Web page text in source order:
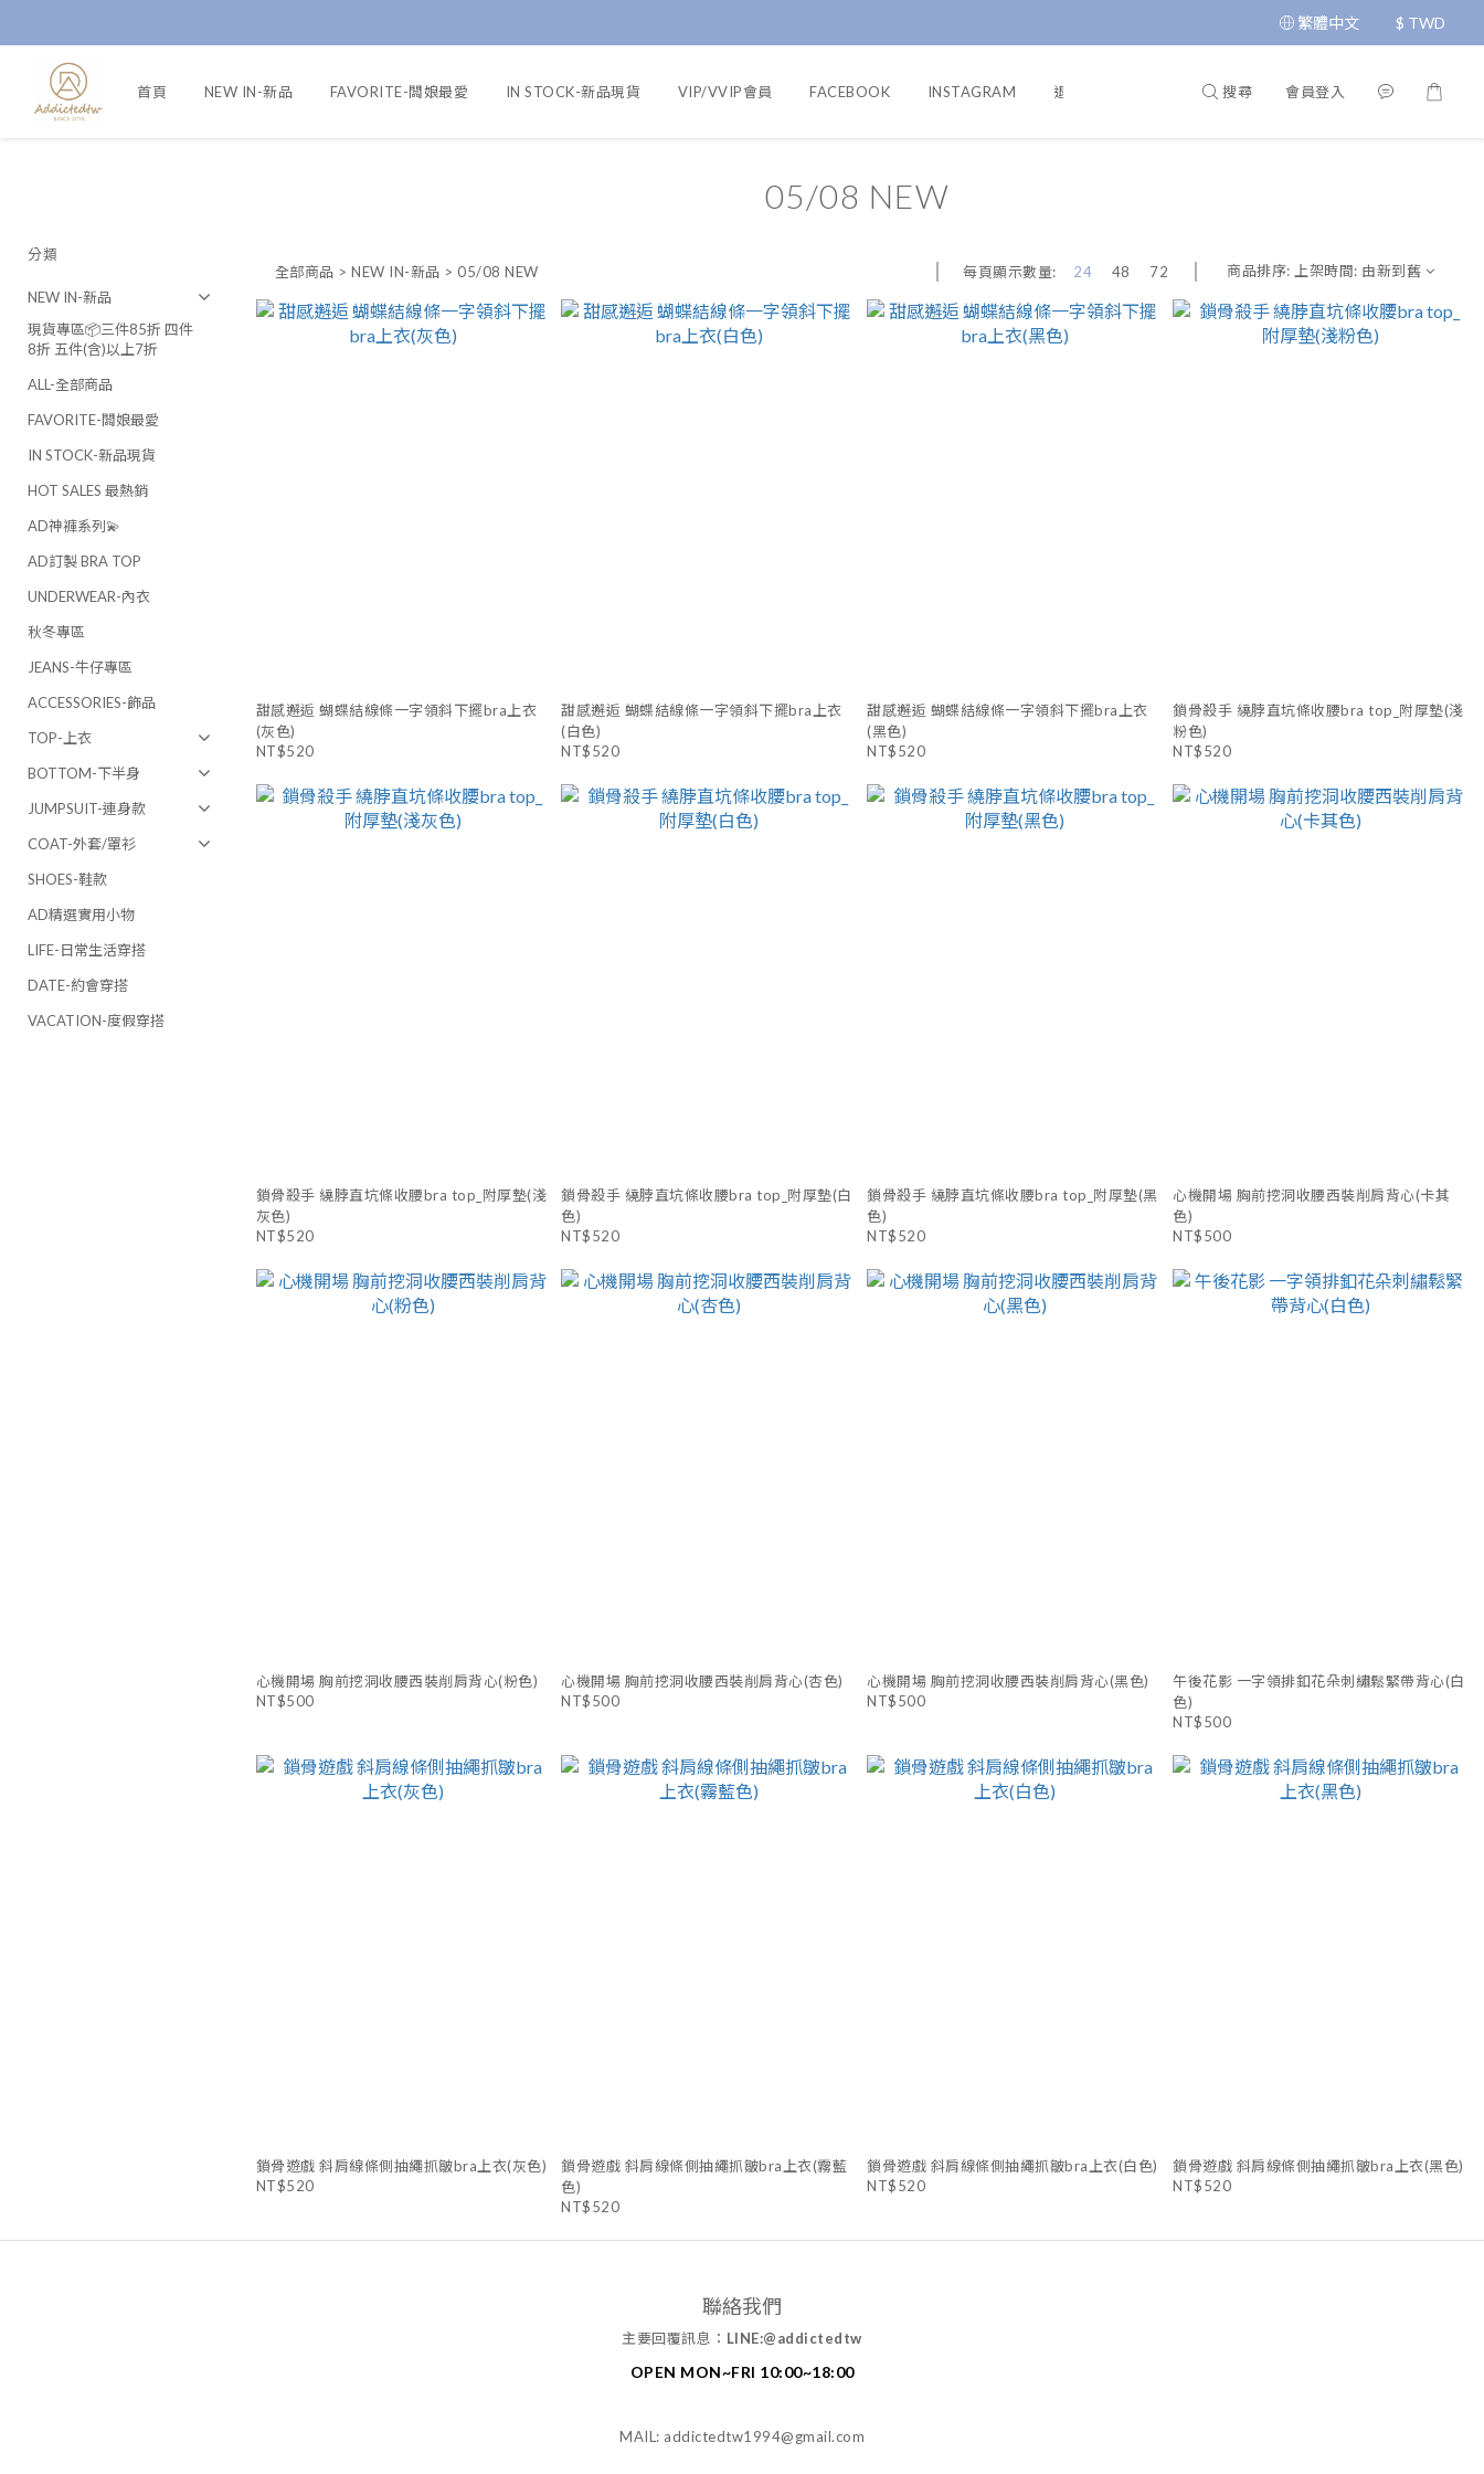
繁體中文 $ TWD
首頁 NEW IN-新品 FAVORITE-闆娘最愛 IN STOCK-新品現貨 VIP/VVIP會員 FACEBOOK INSTAGRAM 退換貨政策 運送政策 條款與細則 隱私政策
搜尋 會員登入
分類
NEW IN-新品
現貨專區📦三件85折 四件
8折 五件(含)以上7折
ALL-全部商品
FAVORITE-闆娘最愛
IN STOCK-新品現貨
HOT SALES 最熱銷
AD神褲系列💫
AD訂製 BRA TOP
UNDERWEAR-內衣
秋冬專區
JEANS-牛仔專區
ACCESSORIES-飾品
TOP-上衣
BOTTOM-下半身
JUMPSUIT-連身款
COAT-外套/罩衫
SHOES-鞋款
AD精選實用小物
LIFE-日常生活穿搭
DATE-約會穿搭
VACATION-度假穿搭
05/08 NEW
全部商品 >NEW IN-新品 >05/08 NEW 每頁顯示數量: 24 48 72 商品排序: 上架時間: 由新到舊
甜感邂逅 蝴蝶結線條一字領斜下擺bra上衣
(灰色)
NT$520
甜感邂逅 蝴蝶結線條一字領斜下擺bra上衣
(白色)
NT$520
甜感邂逅 蝴蝶結線條一字領斜下擺bra上衣
(黑色)
NT$520
鎖骨殺手 繞脖直坑條收腰bra top_附厚墊(淺
粉色)
NT$520
鎖骨殺手 繞脖直坑條收腰bra top_附厚墊(淺
灰色)
NT$520
鎖骨殺手 繞脖直坑條收腰bra top_附厚墊(白
色)
NT$520
鎖骨殺手 繞脖直坑條收腰bra top_附厚墊(黑
色)
NT$520
心機開場 胸前挖洞收腰西裝削肩背心(卡其
色)
NT$500
心機開場 胸前挖洞收腰西裝削肩背心(粉色)
NT$500
心機開場 胸前挖洞收腰西裝削肩背心(杏色)
NT$500
心機開場 胸前挖洞收腰西裝削肩背心(黑色)
NT$500
午後花影 一字領排釦花朵刺繡鬆緊帶背心(白
色)
NT$500
鎖骨遊戲 斜肩線條側抽繩抓皺bra上衣(灰色)
NT$520
鎖骨遊戲 斜肩線條側抽繩抓皺bra上衣(霧藍
色)
NT$520
鎖骨遊戲 斜肩線條側抽繩抓皺bra上衣(白色)
NT$520
鎖骨遊戲 斜肩線條側抽繩抓皺bra上衣(黑色)
NT$520
聯絡我們
主要回覆訊息： LINE:@addictedtw
OPEN MON~FRI 10:00~18:00
MAIL: addictedtw1994@gmail.com